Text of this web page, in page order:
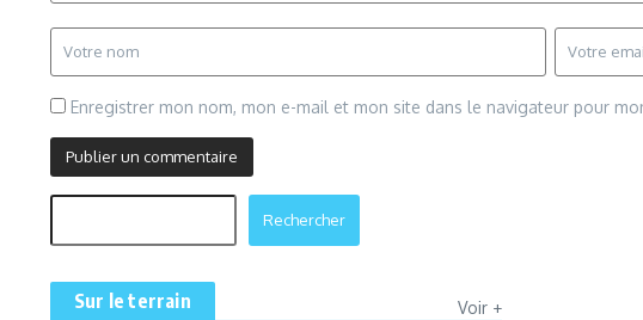
Enregistrer mon nom, mon e-mail et mon site dans le navigateur pour
Rechercher
Sur le terrain Voir +